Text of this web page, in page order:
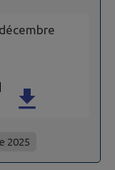
décembre
2025